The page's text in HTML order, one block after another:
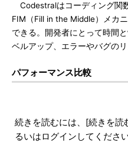
Codestralはコーディング関
FIM（Fill in the Middle）メカ
できる。開発者にとって時間
ベルアップ、エラーやバグの
パフォーマンス比較
続きを読むには、[続きを読
るいはログインしてください